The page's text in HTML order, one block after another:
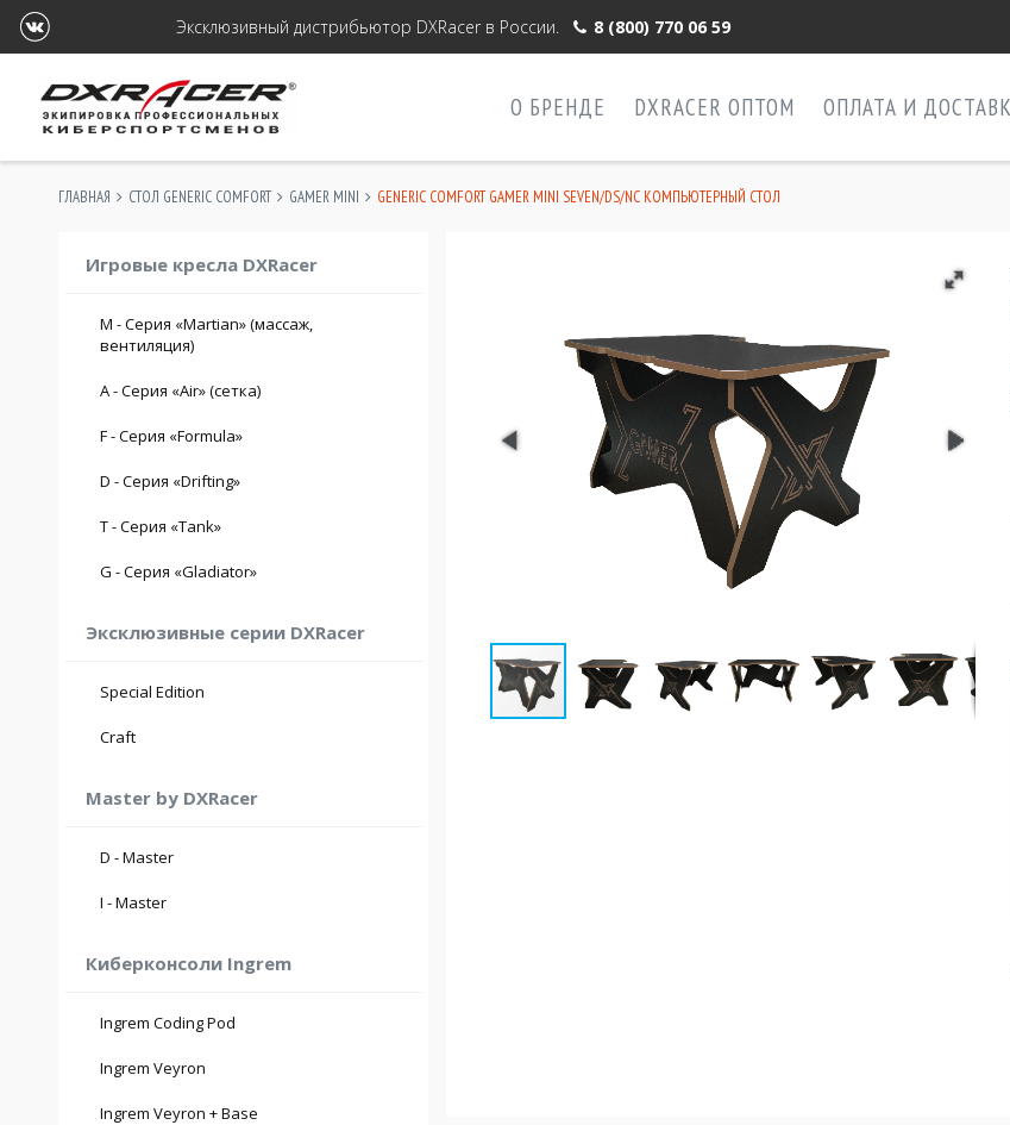
Эксклюзивный дистрибьютор DXRacer в России. 8 (800) 770 06 59
О БРЕНДЕ DXRACER ОПТОМ ОПЛАТА И
ГЛАВНАЯ СТОЛ GENERIC COMFORT GAMER MINI GENERIC COMFORT GAMER MINI SEVEN/DS/NC КОМПЬЮТЕРНЫЙ СТОЛ
Игровые кресла DXRacer
M - Серия «Martian» (массаж,
вентиляция)
A - Серия «Air» (сетка)
F - Серия «Formula»
D - Серия «Drifting»
T - Серия «Tank»
G - Серия «Gladiator»
Эксклюзивные серии DXRacer
Special Edition
Craft
Master by DXRacer
D - Master
I - Master
Киберконсоли Ingrem
Ingrem Coding Pod
Ingrem Veyron
Ingrem Veyron + Base